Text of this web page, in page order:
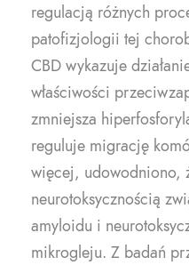
regulacją różnych
patofizjologii tej
CBD wykazuje
właściwości
zmniejsza
reguluje migrację
więcej, udowodniono,
neurotoksycznością
amyloidu i
mikrogleju. Z badań